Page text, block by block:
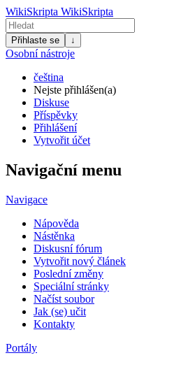
WikiSkripta WikiSkripta
Přihlaste se ↓
Osobní nástroje
čeština
Nejste přihlášen(a)
Diskuse
Příspěvky
Přihlášení
Vytvořit účet
Navigační menu
Navigace
Nápověda
Nástěnka
Diskusní fórum
Vytvořit nový článek
Poslední změny
Speciální stránky
Načíst soubor
Jak (se) učit
Kontakty
Portály